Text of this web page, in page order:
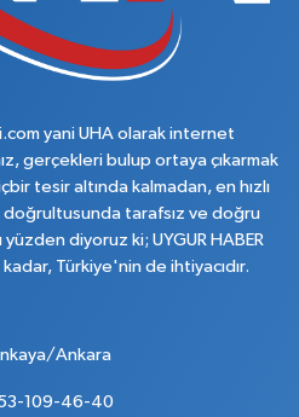
yani UHA olarak internet
gerçekleri bulup ortaya çıkarmak
tesir altında kalmadan, en hızlı
doğrultusunda tarafsız ve doğru
yüzden diyoruz ki; UYGUR HABER
Türkiye'nin de ihtiyacıdır.
Ankara
109-46-40